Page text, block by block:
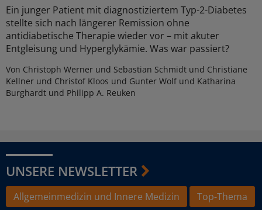
Ein junger Patient mit diagnostiziertem Typ-2-Diabetes
stellte sich nach längerer Remission ohne
antidiabetische Therapie wieder vor – mit akuter
Entgleisung und Hyperglykämie. Was war passiert?
Von Christoph Werner und Sebastian Schmidt und Christiane
Kellner und Christof Kloos und Gunter Wolf und Katharina
Burghardt und Philipp A. Reuken
UNSERE NEWSLETTER
Allgemeinmedizin und Innere Medizin
Top-Thema